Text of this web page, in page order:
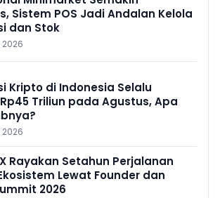
Sistem POS Jadi Andalan Kelola
dan Stok
Kripto di Indonesia Selalu
Triliun pada Agustus, Apa
Rayakan Setahun Perjalanan
Lewat Founder dan
2026